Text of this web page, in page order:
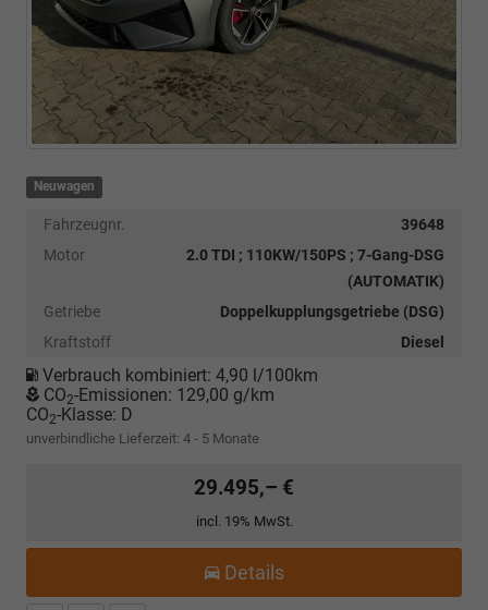
Neuwagen
Fahrzeugnr.
39648
Motor
2.0 TDI ; 110KW/150PS ; 7-Gang-DSG
(AUTOMATIK)
Getriebe
Doppelkupplungsgetriebe (DSG)
Kraftstoff
Diesel
Verbrauch kombiniert: 4,90 l/100km
CO2-Emissionen: 129,00 g/km
CO2-Klasse: D
unverbindliche Lieferzeit: 4 - 5 Monate
29.495,– €
incl. 19% MwSt.
Details